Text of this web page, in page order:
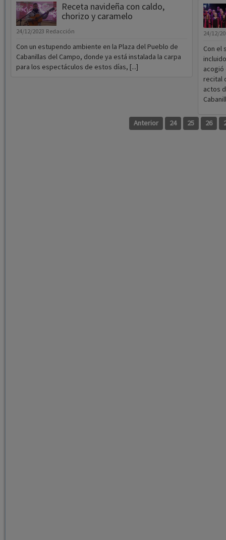
Receta navideña con caldo,
chorizo y caramelo
24/12/2023 Redacción
Con un estupendo ambiente en la Plaza del Pueblo de
Cabanillas del Campo, donde ya está instalada la carpa
para los espectáculos de estos días, [...]
24/12/
Con el
acogió
recital
actos
Anterior 24 25 26